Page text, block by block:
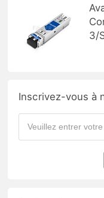
3/
Inscrivez-vous à